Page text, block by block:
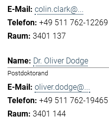
colin.clark@...
+49 511 762-12269
3401 137
Dr. Oliver Dodge
Postdoktorand
oliver.dodge@...
+49 511 762-19465
3401 144